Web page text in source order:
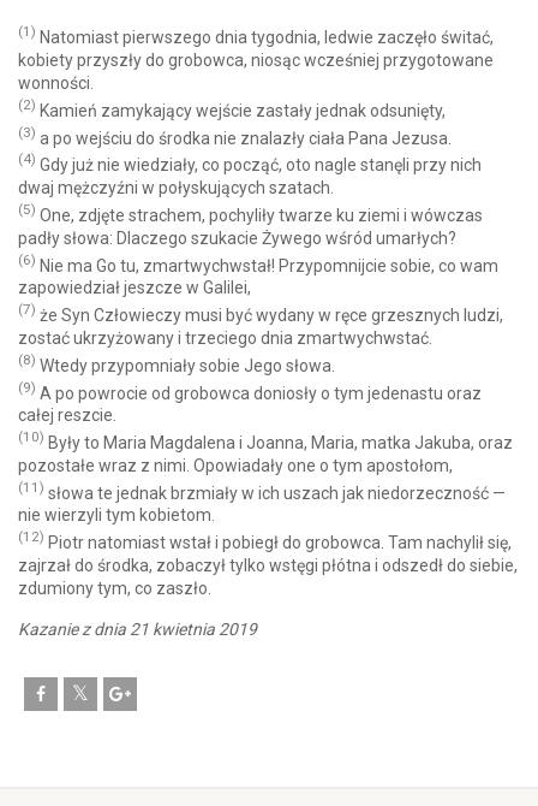
(1) Natomiast pierwszego dnia tygodnia, ledwie zaczęło świtać,
kobiety przyszły do grobowca, niosąc wcześniej przygotowane
wonności.
(2) Kamień zamykający wejście zastały jednak odsunięty,
(3) a po wejściu do środka nie znalazły ciała Pana Jezusa.
(4) Gdy już nie wiedziały, co począć, oto nagle stanęli przy nich
dwaj mężczyźni w połyskujących szatach.
(5) One, zdjęte strachem, pochyliły twarze ku ziemi i wówczas
padły słowa: Dlaczego szukacie Żywego wśród umarłych?
(6) Nie ma Go tu, zmartwychwstał! Przypomnijcie sobie, co wam
zapowiedział jeszcze w Galilei,
(7) że Syn Człowieczy musi być wydany w ręce grzesznych ludzi,
zostać ukrzyżowany i trzeciego dnia zmartwychwstać.
(8) Wtedy przypomniały sobie Jego słowa.
(9) A po powrocie od grobowca doniosły o tym jedenastu oraz
całej reszcie.
(10) Były to Maria Magdalena i Joanna, Maria, matka Jakuba, oraz
pozostałe wraz z nimi. Opowiadały one o tym apostołom,
(11) słowa te jednak brzmiały w ich uszach jak niedorzeczność —
nie wierzyli tym kobietom.
(12) Piotr natomiast wstał i pobiegł do grobowca. Tam nachylił się,
zajrzał do środka, zobaczył tylko wstęgi płótna i odszedł do siebie,
zdumiony tym, co zaszło.
Kazanie z dnia 21 kwietnia 2019